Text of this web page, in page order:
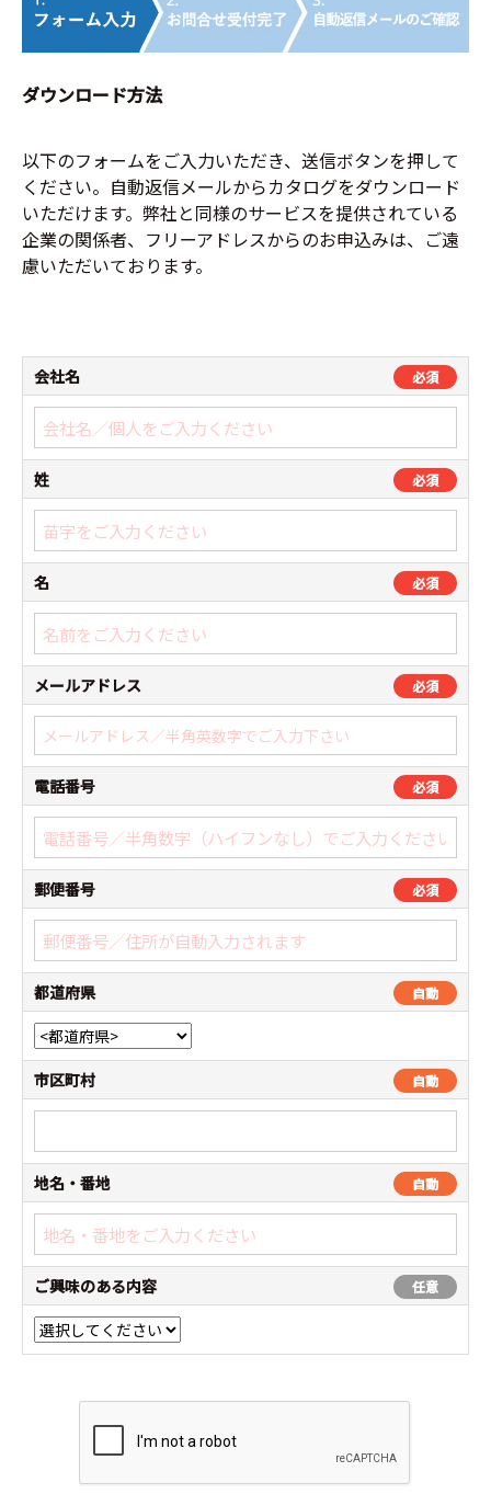
ダウンロード方法
以下のフォームをご入力いただき、送信ボタンを押して
ください。自動返信メールからカタログをダウンロード
いただけます。弊社と同様のサービスを提供されている
企業の関係者、フリーアドレスからのお申込みは、ご遠
慮いただいております。
会社名 必須
姓 必須
名 必須
メールアドレス 必須
電話番号 必須
郵便番号 必須
都道府県 自動
市区町村 自動
地名・番地 自動
ご興味のある内容 任意